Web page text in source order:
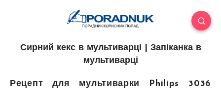
Сирний кекс в мультиварці | Запіканка в
мультиварці
Рецепт для мультиварки Philips 3036